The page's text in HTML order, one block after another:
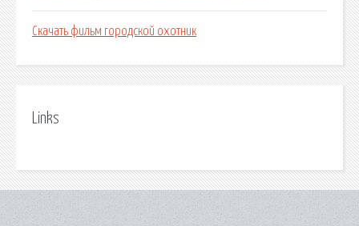
Скачать фильм городской охотник
Links